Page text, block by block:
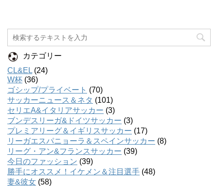
カテゴリー
CL&EL (24)
W杯 (36)
ゴシップ/プライベート (70)
サッカーニュース＆ネタ (101)
セリエA&イタリアサッカー (3)
ブンデスリーガ&ドイツサッカー (3)
プレミアリーグ＆イギリスサッカー (17)
リーガエスパニョーラ＆スペインサッカー (8)
リーグ・アン&フランスサッカー (39)
今日のファッション (39)
勝手にオススメ！イケメン＆注目選手 (48)
妻&彼女 (58)